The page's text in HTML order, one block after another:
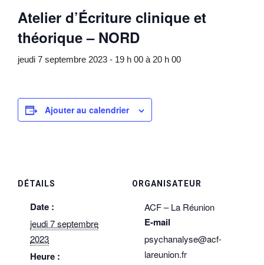
Atelier d’Écriture clinique et
théorique – NORD
jeudi 7 septembre 2023 - 19 h 00 à 20 h 00
Ajouter au calendrier
DÉTAILS
Date :
jeudi 7 septembre
2023
Heure :
ORGANISATEUR
ACF – La Réunion
E-mail
psychanalyse@acf-
lareunion.fr